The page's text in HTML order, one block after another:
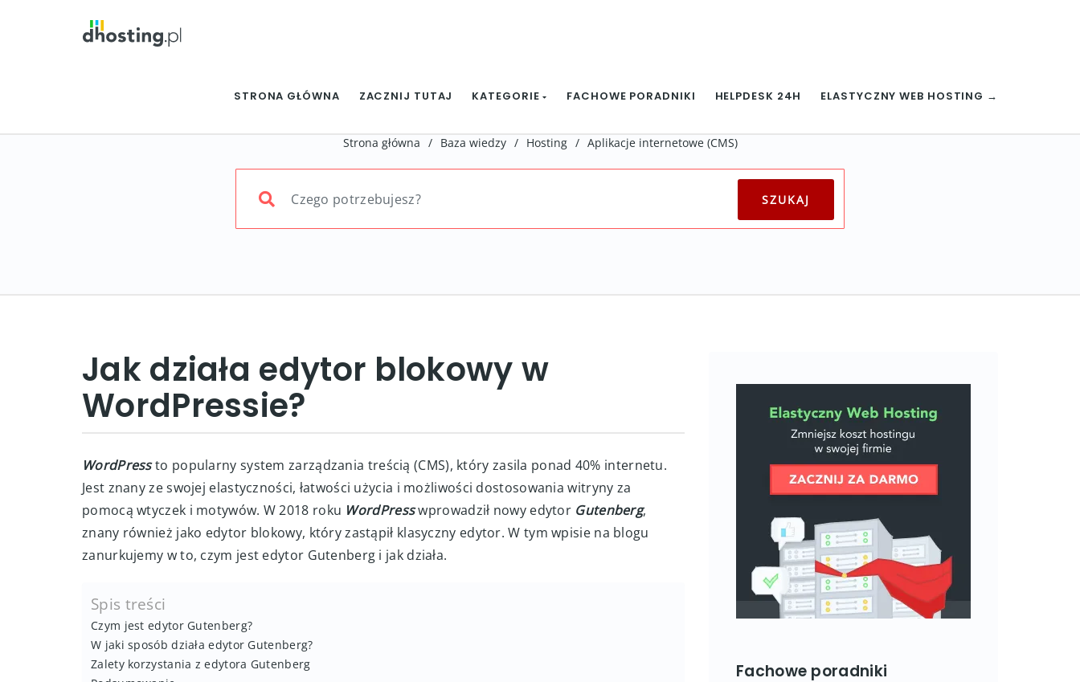
STRONA GŁÓWNA ZACZNIJ TUTAJ KATEGORIE FACHOWE PORADNIKI HELPDESK 24H ELASTYCZNY WEB HOSTING →
Strona główna / Baza wiedzy / Hosting / Aplikacje internetowe (CMS)
Jak działa edytor blokowy w
WordPressie?
WordPressto popularny system zarządzania treścią (CMS), który zasila ponad 40% internetu.
Jest znany ze swojej elastyczności, łatwości użycia i możliwości dostosowania witryny za
pomocą wtyczek i motywów. W 2018 roku WordPresswprowadził nowy edytor Gutenberg,
znany również jako edytor blokowy, który zastąpił klasyczny edytor. W tym wpisie na blogu
zanurkujemy w to, czym jest edytor Gutenberg i jak działa.
Spis treści
Czym jest edytor Gutenberg?
W jaki sposób działa edytor Gutenberg?
Zalety korzystania z edytora Gutenberg
Fachowe poradniki